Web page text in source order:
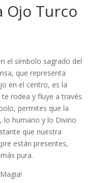
Ojo Turco
el símbolo sagrado del
que representa
en el centro, es la
rodea y fluye a través
permites que la
lo humano y lo Divino
que nuestra
están presentes,
pura.